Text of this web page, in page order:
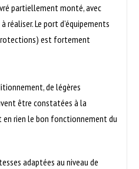
partiellement monté, avec
Le port d’équipements
est fortement
de légères
être constatées à la
rien le bon fonctionnement du
adaptées au niveau de